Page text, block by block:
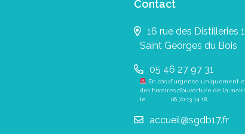
Contact
16 rue des Distilleries
Saint Georges du Bois
05 46 27 97 31
En cas d’urgence uniquement
des horaires d’ouverture de la
le 06 70 13 14 18.
accueil@sgdb17.fr